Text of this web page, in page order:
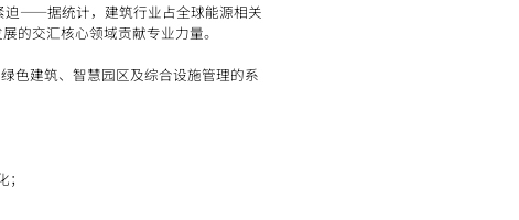
迫——据统计，建筑行业占全球能源相关
的交汇核心领域贡献专业力量。
色建筑、智慧园区及综合设施管理的系